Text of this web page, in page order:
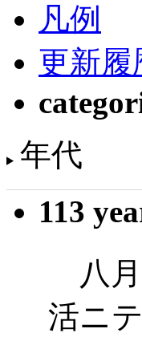
凡例
更新履
年代
113
八
活ニ